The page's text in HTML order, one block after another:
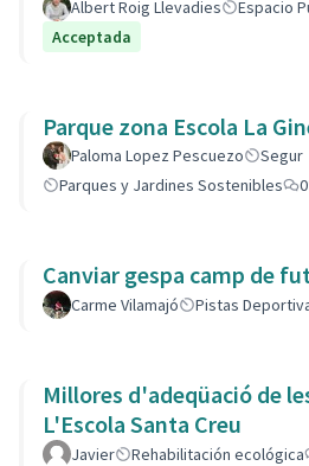
Albert Roig Llevadies Espacio
Acceptada
Parque zona Escola La
Paloma Lopez Pescuezo
Segur
Parques y Jardines Sostenibles
0
Canviar gespa camp de
Carme Vilamajó Pistas
Millores d'adeqüació de
L'Escola Santa Creu
Javier Rehabilitación ecológica